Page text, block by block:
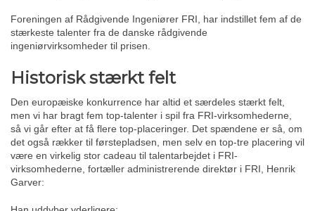
Foreningen af Rådgivende Ingeniører FRI, har indstillet fem af de
stærkeste talenter fra de danske rådgivende
ingeniørvirksomheder til prisen.
Historisk stærkt felt
Den europæiske konkurrence har altid et særdeles stærkt felt,
men vi har bragt fem top-talenter i spil fra FRI-virksomhederne,
så vi går efter at få flere top-placeringer. Det spændene er så, om
det også rækker til førstepladsen, men selv en top-tre placering vil
være en virkelig stor cadeau til talentarbejdet i FRI-
virksomhederne, fortæller administrerende direktør i FRI, Henrik
Garver: